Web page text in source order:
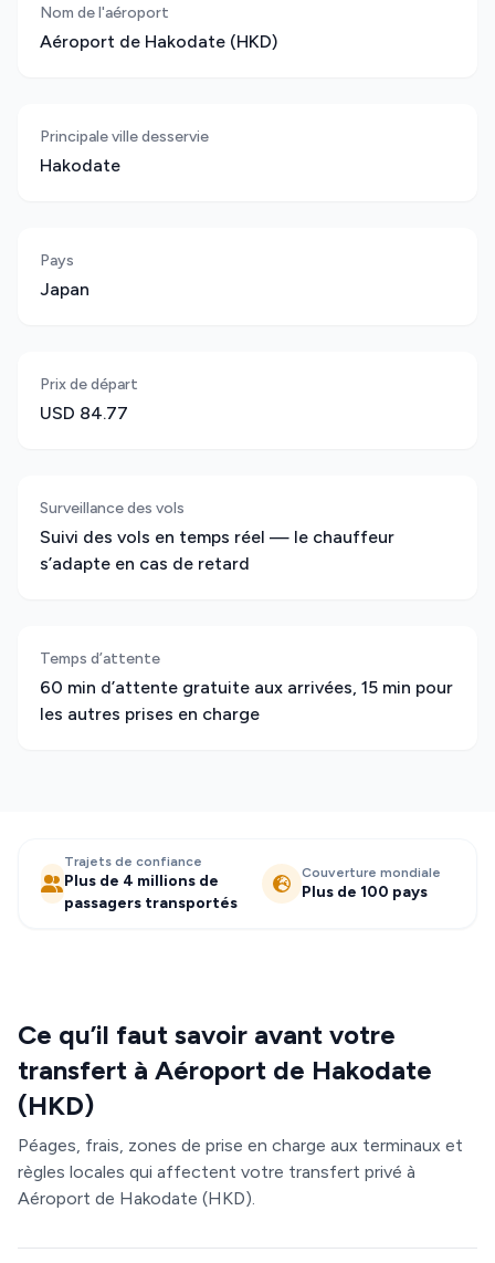
Nom de l'aéroport
Aéroport de Hakodate (HKD)
Principale ville desservie
Hakodate
Pays
Japan
Prix de départ
USD 84.77
Surveillance des vols
Suivi des vols en temps réel — le chauffeur
s’adapte en cas de retard
Temps d’attente
60 min d’attente gratuite aux arrivées, 15 min pour
les autres prises en charge
Trajets de confiance
Plus de 4 millions de
passagers transportés
Couverture mondiale
Plus de 100 pays
Ce qu’il faut savoir avant votre
transfert à Aéroport de Hakodate
(HKD)
Péages, frais, zones de prise en charge aux terminaux et
règles locales qui affectent votre transfert privé à
Aéroport de Hakodate (HKD).